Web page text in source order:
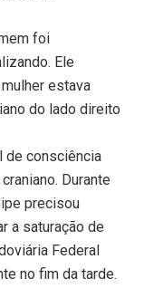
foi
Ele
estava
do lado direito
de consciência
Durante
precisou
a saturação de
Federal
no fim da tarde.